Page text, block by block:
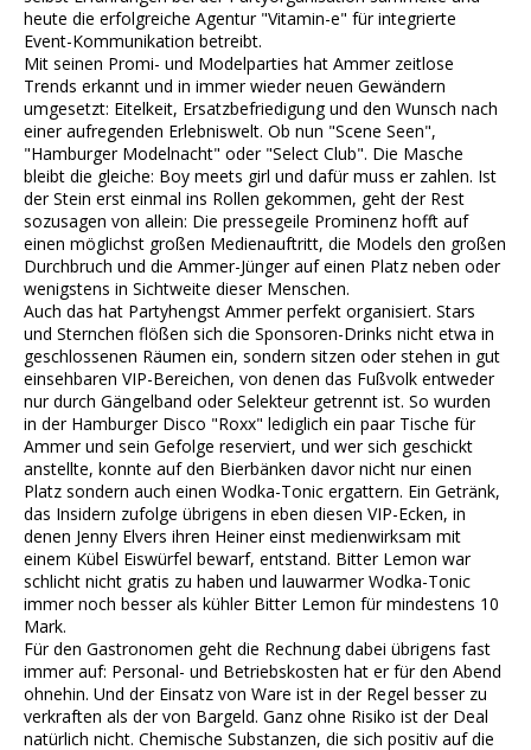
heute die erfolgreiche Agentur "Vitamin-e" für integrierte
Event-Kommunikation betreibt.
Mit seinen Promi- und Modelparties hat Ammer zeitlose
Trends erkannt und in immer wieder neuen Gewändern
umgesetzt: Eitelkeit, Ersatzbefriedigung und den Wunsch nach
einer aufregenden Erlebniswelt. Ob nun "Scene Seen",
"Hamburger Modelnacht" oder "Select Club". Die Masche
bleibt die gleiche: Boy meets girl und dafür muss er zahlen. Ist
der Stein erst einmal ins Rollen gekommen, geht der Rest
sozusagen von allein: Die pressegeile Prominenz hofft auf
einen möglichst großen Medienauftritt, die Models den großen
Durchbruch und die Ammer-Jünger auf einen Platz neben oder
wenigstens in Sichtweite dieser Menschen.
Auch das hat Partyhengst Ammer perfekt organisiert. Stars
und Sternchen flößen sich die Sponsoren-Drinks nicht etwa in
geschlossenen Räumen ein, sondern sitzen oder stehen in gut
einsehbaren VIP-Bereichen, von denen das Fußvolk entweder
nur durch Gängelband oder Selekteur getrennt ist. So wurden
in der Hamburger Disco "Roxx" lediglich ein paar Tische für
Ammer und sein Gefolge reserviert, und wer sich geschickt
anstellte, konnte auf den Bierbänken davor nicht nur einen
Platz sondern auch einen Wodka-Tonic ergattern. Ein Getränk,
das Insidern zufolge übrigens in eben diesen VIP-Ecken, in
denen Jenny Elvers ihren Heiner einst medienwirksam mit
einem Kübel Eiswürfel bewarf, entstand. Bitter Lemon war
schlicht nicht gratis zu haben und lauwarmer Wodka-Tonic
immer noch besser als kühler Bitter Lemon für mindestens 10
Mark.
Für den Gastronomen geht die Rechnung dabei übrigens fast
immer auf: Personal- und Betriebskosten hat er für den Abend
ohnehin. Und der Einsatz von Ware ist in der Regel besser zu
verkraften als der von Bargeld. Ganz ohne Risiko ist der Deal
natürlich nicht. Chemische Substanzen, die sich positiv auf die